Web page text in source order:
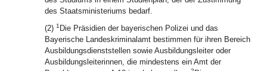
des Staatsministeriums bedarf.
(2) 1 Die Präsidien der bayerischen Polizei und das
Bayerische Landeskriminalamt bestimmen für ihren Bereich
Ausbildungsdienststellen sowie Ausbildungsleiter oder
Ausbildungsleiterinnen, die mindestens ein Amt der